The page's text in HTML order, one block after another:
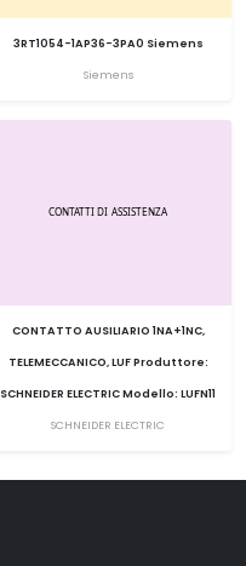
3RT1054-1AP36-3PA0 Siemens
Siemens
CONTATTO AUSILIARIO 1NA+1NC,
TELEMECCANICO, LUF Produttore:
SCHNEIDER ELECTRIC Modello: LUFN11
SCHNEIDER ELECTRIC